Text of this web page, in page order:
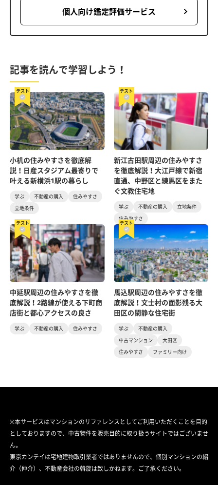
個人向け鑑定評価サービス
記事を読んで学習しよう！
テスト
小机の住みやすさを徹底解
説！日産スタジアム最寄りで
叶える新横浜1駅の暮らし
学ぶ 不動産の購入
住みやすさ
立地条件
テスト
新江古田駅周辺の住みやすさ
を徹底解説！大江戸線で新宿
直通、中野区と練馬区をまた
ぐ文教住宅地
学ぶ 不動産の購入
立地条件
住みやすさ
テスト
中延駅周辺の住みやすさを徹
底解説！2路線が使える下町商
店街と都心アクセスの良さ
学ぶ 不動産の購入 住みやすさ
テスト
馬込駅周辺の住みやすさを徹
底解説！文士村の面影残る大
田区の閑静な住宅街
学ぶ
不動産の購入
中古マンション
大田区
住みやすさ
ファミリー向け
※本サービスはマンションのリファレンスとしてご利用いただくことを目的
としておりますので、中古物件を販売目的に取り扱うサイトではございませ
ん。
東京カンテイは宅地建物取引業者ではありませんので、個別マンションの紹
介（仲介）、不動産会社の斡旋は致しかねます。ご了承ください。